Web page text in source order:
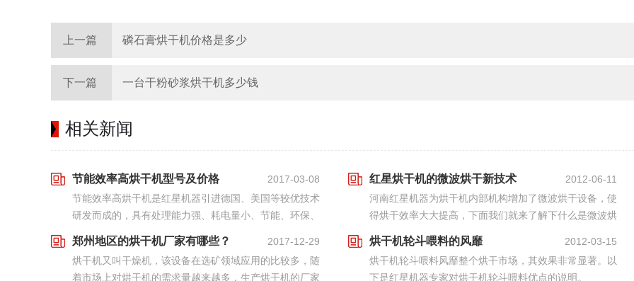
上一篇 磷石膏烘干机价格是多少
下一篇 一台干粉砂浆烘干机多少钱
相关新闻
节能效率高烘干机型号及价格
2017-03-08
节能效率高烘干机是红星机器引进德国、美国等较优技术
研发而成的，具有处理能力强、耗电量小、节能、环保、
效率高等特点，可在单位时间内为用户创造更大的价值，
市场上拥有多种型号的节能效率高烘干机，可满足用户
在...
红星烘干机的微波烘干新技术
2012-06-11
河南红星机器为烘干机内部机构增加了微波烘干设备，使
得烘干效率大大提高，下面我们就来了解下什么是微波烘
郑州地区的烘干机厂家有哪些？
2017-12-29
烘干机又叫干燥机，该设备在选矿领域应用的比较多，随
着市场上对烘干机的需求量越来越多，生产烘干机的厂家
烘干机轮斗喂料的风靡
2012-03-15
烘干机轮斗喂料风靡整个烘干市场，其效果非常显著。以
下是红星机器专家对烘干机轮斗喂料优点的说明。